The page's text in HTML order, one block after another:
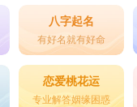
八字起名
有好名就有好命
恋爱桃花运
专业解答姻缘困惑